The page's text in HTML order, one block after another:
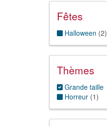
Fêtes
Halloween (2)
Thèmes
Grande taille
Horreur (1)